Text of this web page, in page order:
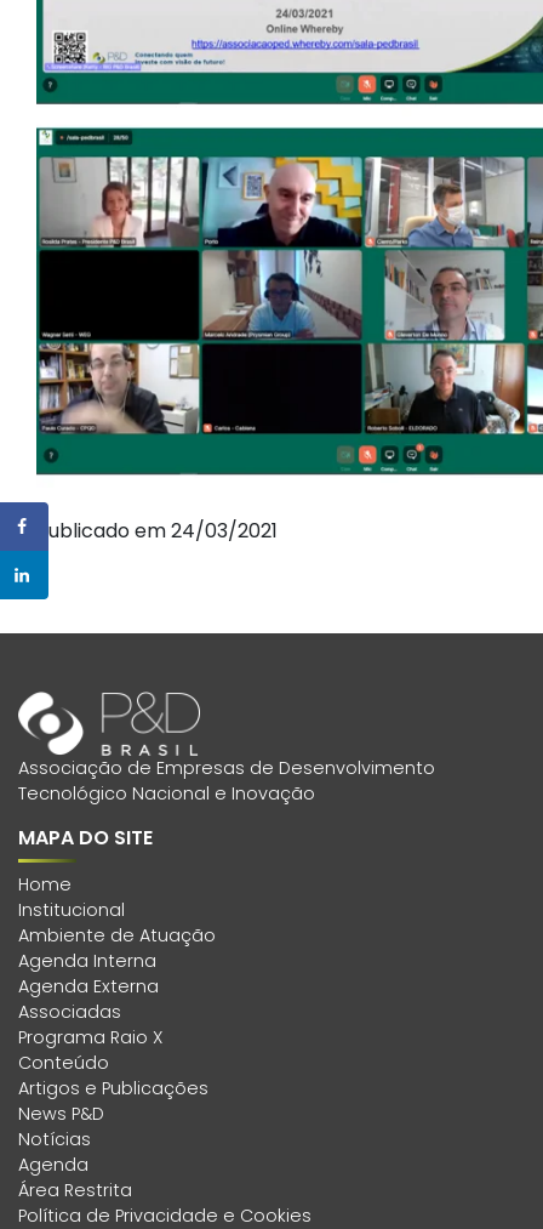
Publicado em 24/03/2021
Associação de Empresas de Desenvolvimento
Tecnológico Nacional e Inovação
MAPA DO SITE
Home
Institucional
Ambiente de Atuação
Agenda Interna
Agenda Externa
Associadas
Programa Raio X
Conteúdo
Artigos e Publicações
News P&D
Notícias
Agenda
Área Restrita
Política de Privacidade e Cookies